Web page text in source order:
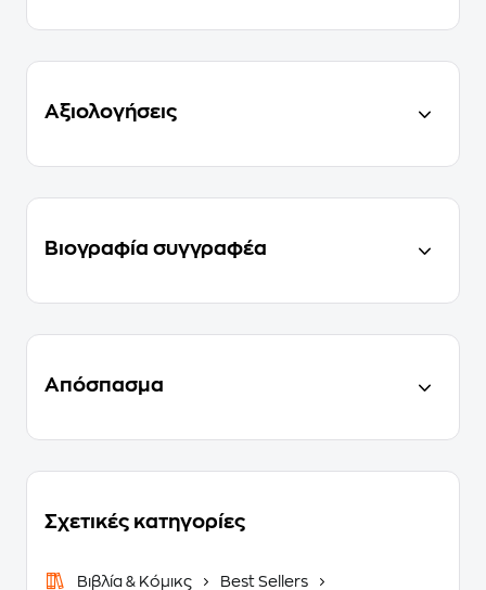
Αξιολογήσεις
Βιογραφία συγγραφέα
Απόσπασμα
Σχετικές κατηγορίες
Βιβλία & Κόμικς
Best Sellers